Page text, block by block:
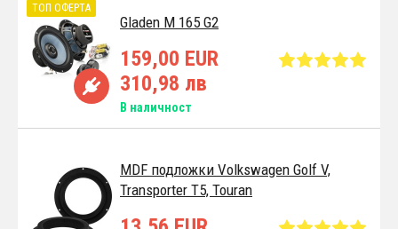
Gladen M 165 G2
ТОП ОФЕРТА
159,00 EUR
310,98 лв
В наличност
MDF подложки Volkswagen Golf V,
Transporter T5, Touran